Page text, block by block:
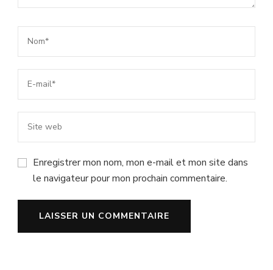
Enregistrer mon nom, mon e-mail et mon site dans
le navigateur pour mon prochain commentaire.